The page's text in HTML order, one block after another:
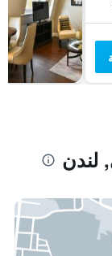
لندن